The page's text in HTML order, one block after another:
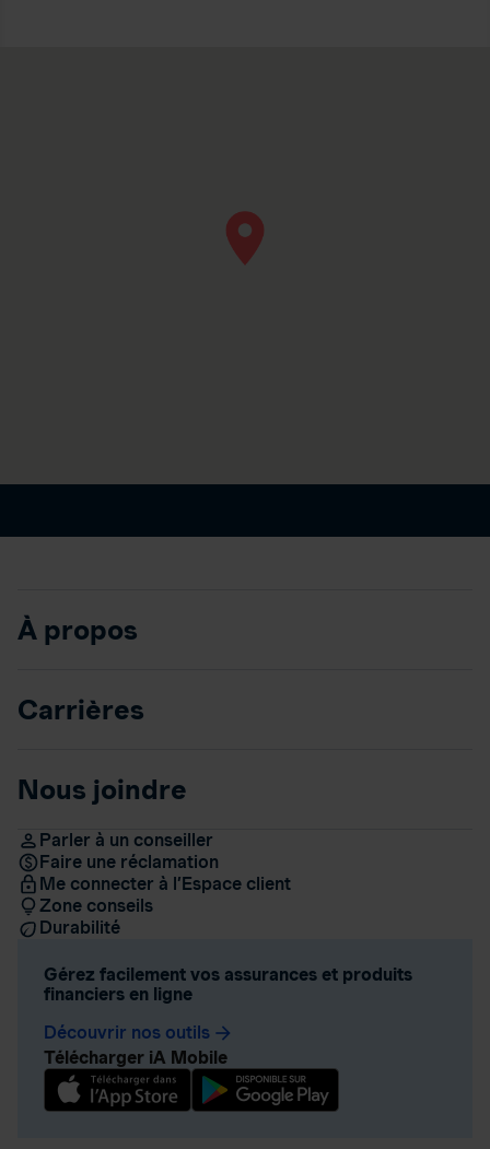
À propos
Carrières
Nous joindre
Parler à un conseiller
Faire une réclamation
Me connecter à l’Espace client
Zone conseils
Durabilité
Gérez facilement vos assurances et produits
financiers en ligne
Découvrir nos outils arrow_forward
Télécharger iA Mobile